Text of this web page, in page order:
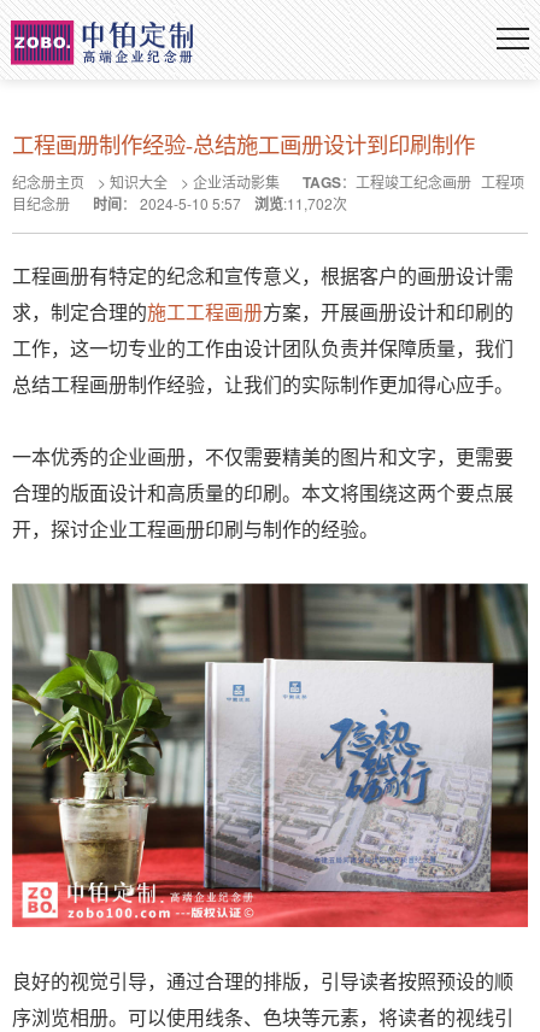
工程画册制作经验-总结施工画册设计到印刷制作
纪念册主页 > 知识大全 > 企业活动影集 TAGS： 工程竣工纪念画册 工程项
目纪念册
时间： 2024-5-10 5:57 浏览:11,702次
工程画册有特定的纪念和宣传意义，根据客户的画册设计需
求，制定合理的施工工程画册方案，开展画册设计和印刷的
工作，这一切专业的工作由设计团队负责并保障质量，我们
总结工程画册制作经验，让我们的实际制作更加得心应手。
一本优秀的企业画册，不仅需要精美的图片和文字，更需要
合理的版面设计和高质量的印刷。本文将围绕这两个要点展
开，探讨企业工程画册印刷与制作的经验。
良好的视觉引导，通过合理的排版，引导读者按照预设的顺
序浏览相册。可以使用线条、色块等元素，将读者的视线引